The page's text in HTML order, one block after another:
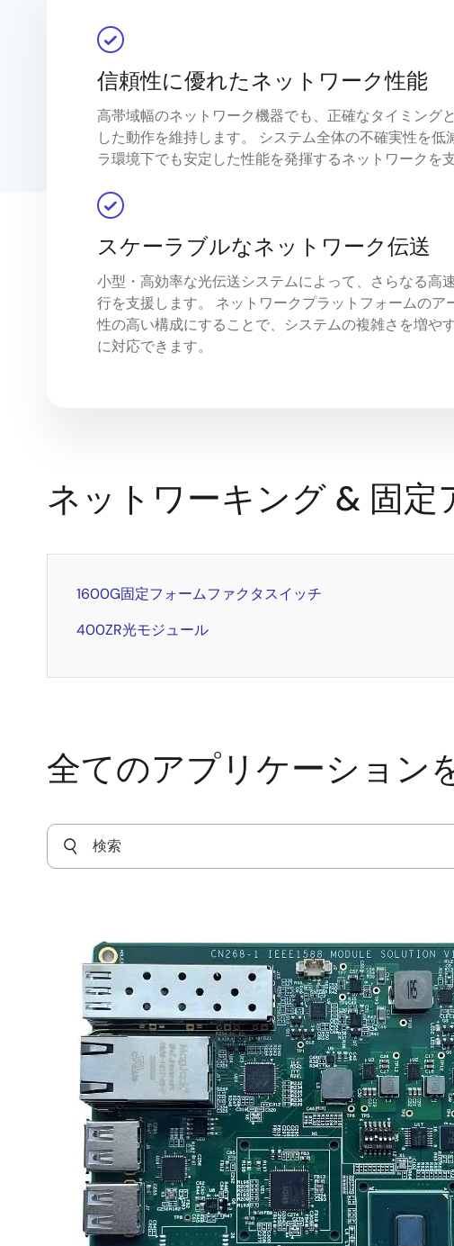
信頼性に優れたネットワーク性能
高帯域幅のネットワーク機器でも、正確なタイミング
した動作を維持します。 システム全体の不確実性を低
ラ環境下でも安定した性能を発揮するネットワークを支
スケーラブルなネットワーク伝送
小型・高効率な光伝送システムによって、さらなる高
行を支援します。 ネットワークプラットフォームのア
性の高い構成にすることで、システムの複雑さを増や
に対応できます。
ネットワーキング & 固
1600G固定フォームファクタスイッチ
400ZR光モジュール
全てのアプリケーション